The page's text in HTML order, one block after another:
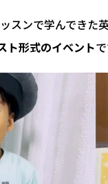
スンで学んでき
ト形式のイベントで